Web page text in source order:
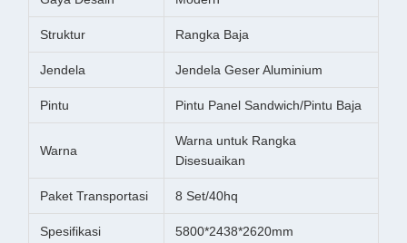
Struktur Rangka Baja
Jendela Jendela Geser Aluminium
Pintu Pintu Panel Sandwich/Pintu Baja
Warna
Warna untuk Rangka
Disesuaikan
Paket Transportasi 8 Set/40hq
Spesifikasi 5800*2438*2620mm